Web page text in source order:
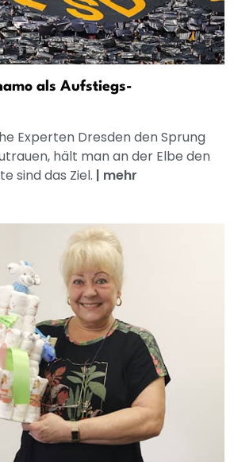
als Aufstiegs-
Experten Dresden den Sprung
hält man an der Elbe den
sind das Ziel. | mehr